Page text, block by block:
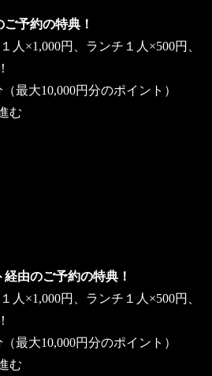
予約の特典！
人×1,000円、ランチ１人×500円、
最大10,000円分のポイント）
む
由のご予約の特典！
人×1,000円、ランチ１人×500円、
最大10,000円分のポイント）
む